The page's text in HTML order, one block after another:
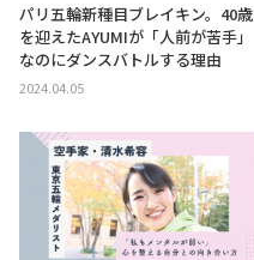
パリ五輪新種目ブレイキン。40歳
を迎えたAYUMIが「人前が苦手」
なのにダンスバトルする理由
2024.04.05